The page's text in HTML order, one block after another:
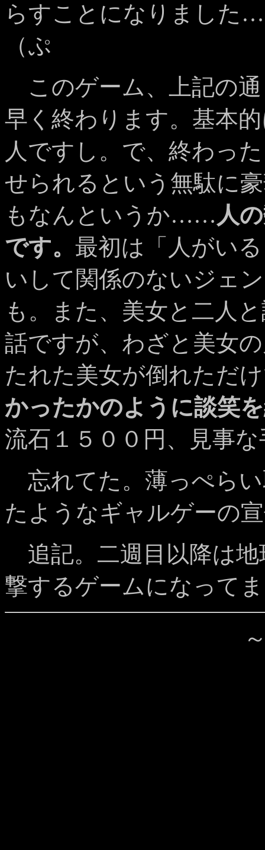
らすことになりました
（ぷ
このゲーム、上記の
早く終わります。基本
人ですし。で、終わっ
せられるという無駄に
もなんというか…… 人
です。 最初は「人がい
いして関係のないジェ
も。また、美女と二人
話ですが、わざと美女
たれた美女が倒れただ
かったかのように談笑
流石１５００円、見事
忘れてた。薄っぺら
たようなギャルゲーの
追記。二週目以降は
撃するゲームになって